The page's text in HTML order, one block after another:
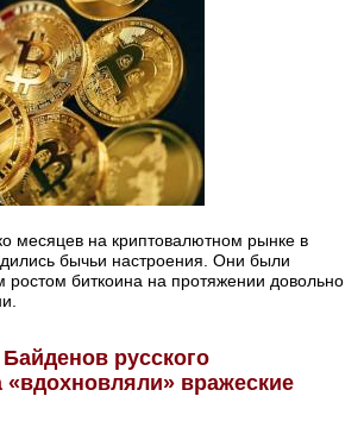
месяцев на криптовалютном рынке в
бычьи настроения. Они были
ростом биткоина на протяжении довольно
русского
вражеские